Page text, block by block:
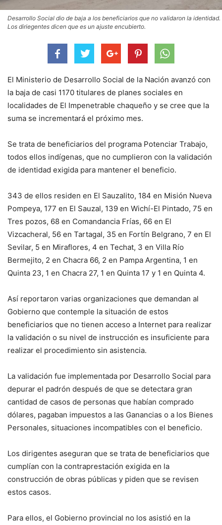
Desarrollo Social dio de baja a los beneficiarios que no validaron la identidad.
Los diriegentes dicen que es un ajuste encubierto.
El Ministerio de Desarrollo Social de la Nación avanzó con
la baja de casi 1170 titulares de planes sociales en
localidades de El Impenetrable chaqueño y se cree que la
suma se incrementará el próximo mes.
Se trata de beneficiarios del programa Potenciar Trabajo,
todos ellos indígenas, que no cumplieron con la validación
de identidad exigida para mantener el beneficio.
343 de ellos residen en El Sauzalito, 184 en Misión Nueva
Pompeya, 177 en El Sauzal, 139 en Wichí-El Pintado, 75 en
Tres pozos, 68 en Comandancia Frías, 66 en El
Vizcacheral, 56 en Tartagal, 35 en Fortín Belgrano, 7 en El
Sevilar, 5 en Miraflores, 4 en Techat, 3 en Villa Río
Bermejito, 2 en Chacra 66, 2 en Pampa Argentina, 1 en
Quinta 23, 1 en Chacra 27, 1 en Quinta 17 y 1 en Quinta 4.
Así reportaron varias organizaciones que demandan al
Gobierno que contemple la situación de estos
beneficiarios que no tienen acceso a Internet para realizar
la validación o su nivel de instrucción es insuficiente para
realizar el procedimiento sin asistencia.
La validación fue implementada por Desarrollo Social para
depurar el padrón después de que se detectara gran
cantidad de casos de personas que habían comprado
dólares, pagaban impuestos a las Ganancias o a los Bienes
Personales, situaciones incompatibles con el beneficio.
Los dirigentes aseguran que se trata de beneficiarios que
cumplían con la contraprestación exigida en la
construcción de obras públicas y piden que se revisen
estos casos.
Para ellos, el Gobierno provincial no los asistió en la